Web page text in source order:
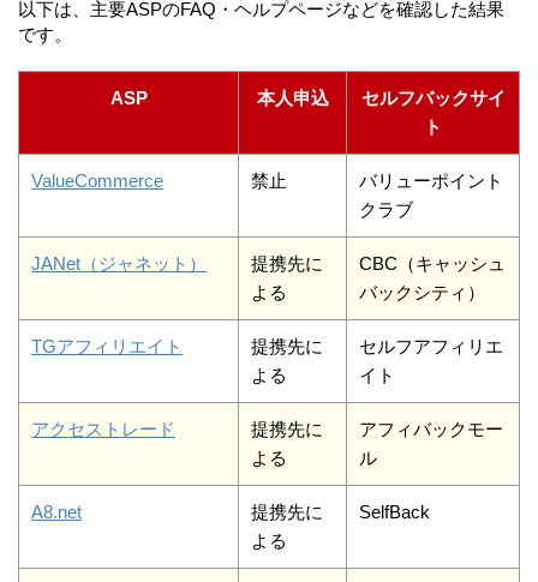
以下は、主要ASPのFAQ・ヘルプページなどを確認した結果
です。
ASP 本人申込
セルフバックサイ
ト
ValueCommerce 禁止
バリューポイント
クラブ
JANet（ジャネット）
提携先に
よる
CBC（キャッシュ
バックシティ）
TGアフィリエイト
提携先に
よる
セルフアフィリエ
イト
アクセストレード
提携先に
よる
アフィバックモー
ル
A8.net
提携先に
よる
SelfBack